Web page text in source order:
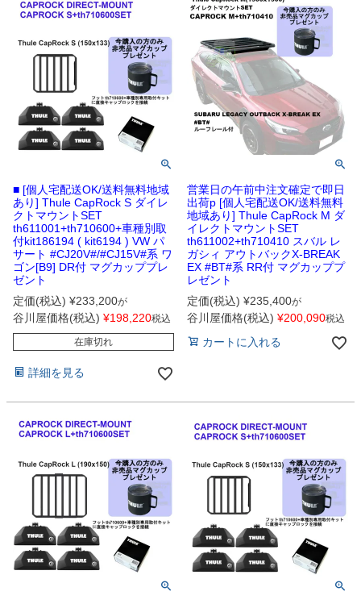
■ [個人宅配送OK/送料無料地域
あり] Thule CapRock S ダイレ
クトマウントSET
th611001+th710600+車種別取
付kit186194 ( kit6194 ) VW パ
サート #CJ20V#/#CJ15V#系 ワ
ゴン[B9] DR付 マグカッププレ
ゼント
定価(税込) ¥233,200が
谷川屋価格(税込) ¥198,220税込
在庫切れ
詳細を見る
営業日の午前中注文確定で即日
出荷p [個人宅配送OK/送料無料
地域あり] Thule CapRock M ダ
イレクトマウントSET
th611002+th710410 スバル レ
ガシィ アウトバックX-BREAK
EX #BT#系 RR付 マグカッププ
レゼント
定価(税込) ¥235,400が
谷川屋価格(税込) ¥200,090税込
カートに入れる